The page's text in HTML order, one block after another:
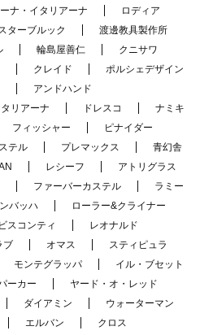
ナ・イタリアーナ
ロディア
ターブルック
渡邊教具製作所
輪島屋善仁
クニサワ
クレイド
ポルシェデザイン
アンドハンド
リアーナ
ドレスコ
ナミキ
フィッシャー
ピナイダー
テル
プレマックス
青幻舎
レシーフ
アトリグラス
ファーバーカステル
ラミー
バッハ
ローラー&クライナー
ビスコンティ
レオナルド
ブ
オマス
スティピュラ
モンテグラッパ
イル・ブセット
ーカー
ヤード・オ・レッド
ダイアミン
ウォーターマン
エルバン
クロス